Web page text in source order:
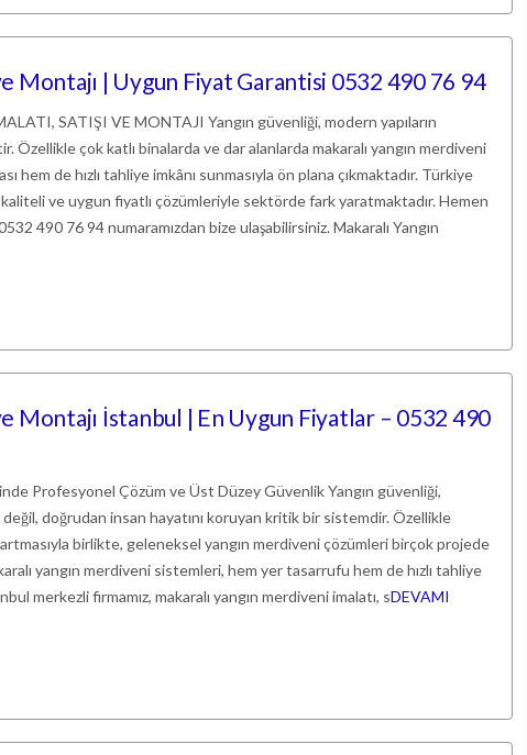
Montajı | Uygun Fiyat Garantisi 0532 490 76 94
SATIŞI VE MONTAJI Yangın güvenliği, modern yapıların
Özellikle çok katlı binalarda ve dar alanlarda makaralı yangın merdiveni
hem de hızlı tahliye imkânı sunmasıyla ön plana çıkmaktadır. Türkiye
ve uygun fiyatlı çözümleriyle sektörde fark yaratmaktadır. Hemen
490 76 94 numaramızdan bize ulaşabilirsiniz. Makaralı Yangın
Montajı İstanbul | En Uygun Fiyatlar – 0532 490
Profesyonel Çözüm ve Üst Düzey Güvenlik Yangın güvenliği,
değil, doğrudan insan hayatını koruyan kritik bir sistemdir. Özellikle
birlikte, geleneksel yangın merdiveni çözümleri birçok projede
yangın merdiveni sistemleri, hem yer tasarrufu hem de hızlı tahliye
merkezli firmamız, makaralı yangın merdiveni imalatı, sDEVAMI